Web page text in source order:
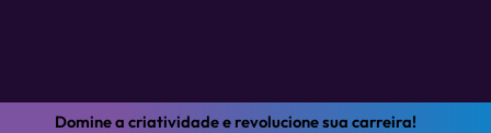
Domine a criatividade e revolucione sua carreira!